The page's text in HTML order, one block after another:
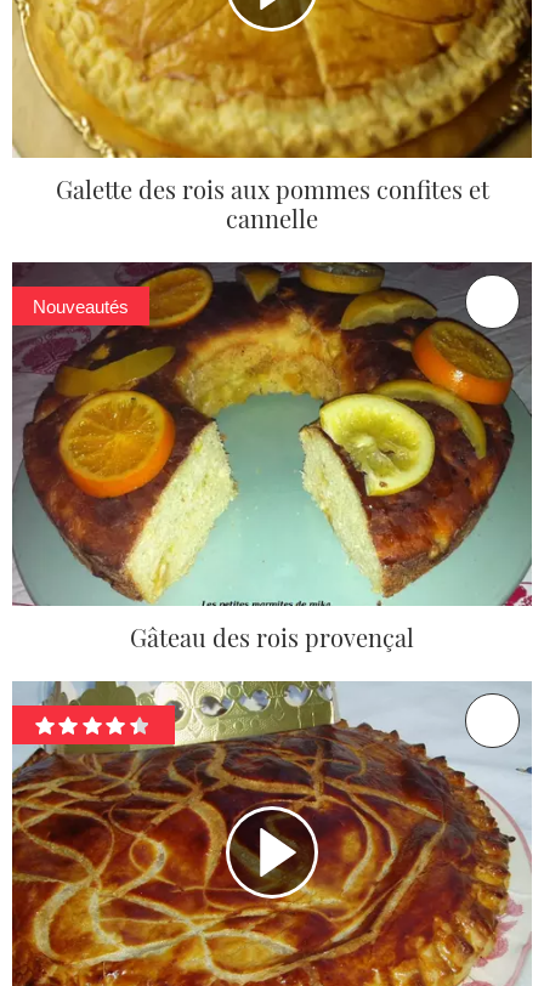
Galette des rois aux pommes confites et
cannelle
Nouveautés
Gâteau des rois provençal